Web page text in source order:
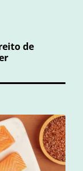
de